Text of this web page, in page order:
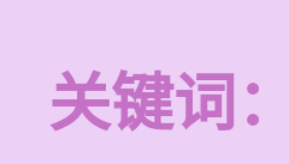
关键词：